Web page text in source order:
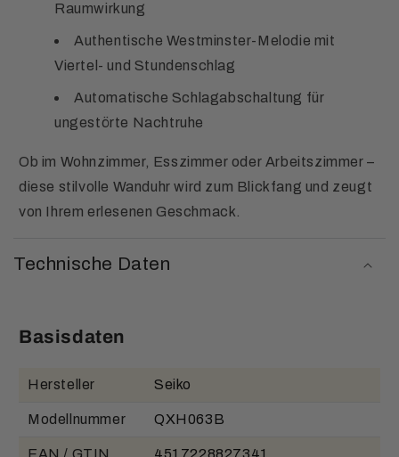
Raumwirkung
Authentische Westminster-Melodie mit
Viertel- und Stundenschlag
Automatische Schlagabschaltung für
ungestörte Nachtruhe
Ob im Wohnzimmer, Esszimmer oder Arbeitszimmer –
diese stilvolle Wanduhr wird zum Blickfang und zeugt
von Ihrem erlesenen Geschmack.
Technische Daten
Basisdaten
Hersteller Seiko
Modellnummer QXH063B